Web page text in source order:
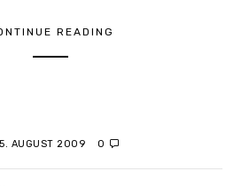
READING
AUGUST 2009 0